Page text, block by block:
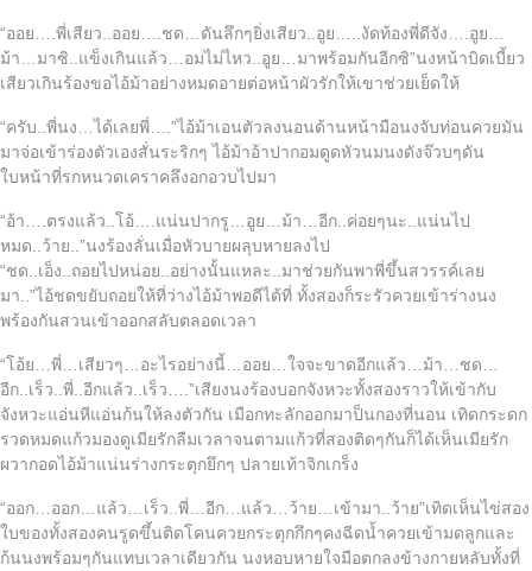
“ออย….พี่เสียว..ออย….ชด…ดันลึกๆยิ่งเสียว..อูย…..งัดท้องพี่ดีจัง….อูย…
ม้า…มาซิ..แข็งเกินแล้ว…อมไม่ไหว..อูย…มาพร้อมกันอีกซิ”นงหน้าบิดเบี้ยว
เสียวเกินร้องขอไอ้ม้าอย่างหมดอายต่อหน้าผัวรักให้เขาช่วยเย็ดให้
“ครับ..พี่นง…ได้เลยพี่….”ไอ้ม้าเอนตัวลงนอนด้านหน้ามือนงจับท่อนควยมัน
มาจ่อเข้าร่องตัวเองสั่นระริกๆ ไอ้ม้าอ้าปากอมดูดหัวนมนงดังจ๊วบๆดัน
ใบหน้าที่รกหนวดเคราคลึงอกอวบไปมา
“อ้า….ตรงแล้ว..โอ้….แน่นปากรู…อูย…ม้า…อีก..ค่อยๆนะ..แน่นไป
หมด..ว้าย..”นงร้องลั่นเมื่อหัวบายผลุบหายลงไป
“ชด..เอ็ง..ถอยไปหน่อย..อย่างนั้นแหละ..มาช่วยกันพาพี่ขึ้นสวรรค์เลย
มา..”ไอ้ชดขยับถอยให้ที่ว่างไอ้ม้าพอดีได้ที่ ทั้งสองก็ระรัวควยเข้าร่างนง
พร้องกันสวนเข้าออกสลับตลอดเวลา
“โอ้ย…พี่…เสียวๆ…อะไรอย่างนี้…ออย…ใจจะขาดอีกแล้ว…ม้า…ชด…
อีก..เร็ว..พี่..อีกแล้ว..เร็ว….”เสียงนงร้องบอกจังหวะทั้งสองราวให้เข้ากับ
จังหวะแอ่นหีแอ่นก้นให้ลงตัวกัน เมือกทะลักออกมาป็นกองที่นอน เทิดกระดก
รวดหมดแก้วมองดูเมียรักลืมเวลาจนตามแก้วที่สองติดๆกันก็ได้เห็นเมียรัก
ผวากอดไอ้ม้าแน่นร่างกระตุกยึกๆ ปลายเท้าจิกเกร็ง
“ออก…ออก…แล้ว…เร็ว..พี่…อีก…แล้ว…ว้าย…เข้ามา..ว้าย”เทิดเห็นไข่สอง
ใบของทั้งสองคนรูดขึ้นติดโคนควยกระตุกกึกๆคงฉีดน้ำควยเข้ามดลูกและ
ก้นนงพร้อมๆกันแทบเวลาเดียวกัน นงหอบหายใจมือตกลงข้างกายหลับทั้งที่